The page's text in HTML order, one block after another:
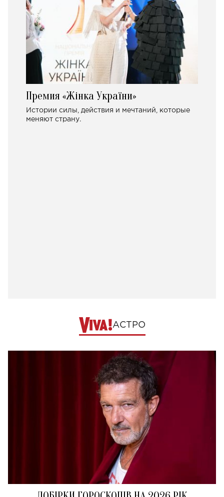
Премия «Жінка України»
Истории силы, действия и мечтаний, которые
меняют страну.
АСТРО